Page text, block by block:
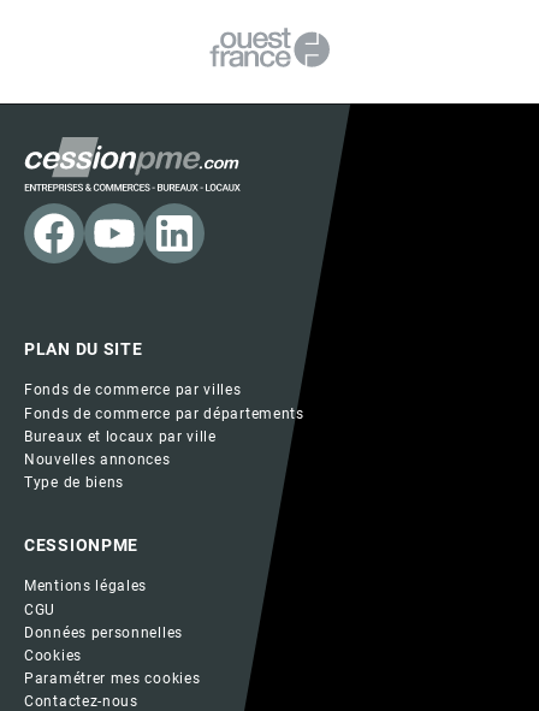
PLAN DU SITE
Fonds de commerce par villes
Fonds de commerce par départements
Bureaux et locaux par ville
Nouvelles annonces
Type de biens
CESSIONPME
Mentions légales
CGU
Données personnelles
Cookies
Paramétrer mes cookies
Contactez-nous